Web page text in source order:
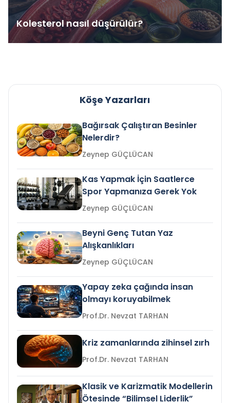
Kolesterol nasıl düşürülür?
Köşe Yazarları
Bağırsak Çalıştıran Besinler
Nelerdir?
Zeynep GÜÇLÜCAN
Kas Yapmak İçin Saatlerce
Spor Yapmanıza Gerek Yok
Zeynep GÜÇLÜCAN
Beyni Genç Tutan Yaz
Alışkanlıkları
Zeynep GÜÇLÜCAN
Yapay zeka çağında insan
olmayı koruyabilmek
Prof.Dr. Nevzat TARHAN
Kriz zamanlarında zihinsel zırh
Prof.Dr. Nevzat TARHAN
Klasik ve Karizmatik Modellerin
Ötesinde “Bilimsel Liderlik”